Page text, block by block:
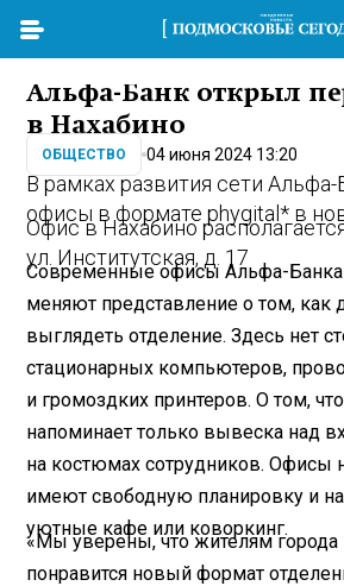
Альфа-Банк открыл
в Нахабино
ОБЩЕСТВО 04 июня 2024 13:20
В рамках развития сети
офисы в формате phygital* в
Офис в Нахабино
ул. Институтская, д. 17
Современные офисы Альфа-
меняют представление о том, как
выглядеть отделение. Здесь нет
стационарных компьютеров,
и громоздких принтеров. О том,
напоминает только вывеска над
на костюмах сотрудников. Офисы
имеют свободную планировку и
уютные кафе или коворкинг.
«Мы уверены, что жителям города
понравится новый формат